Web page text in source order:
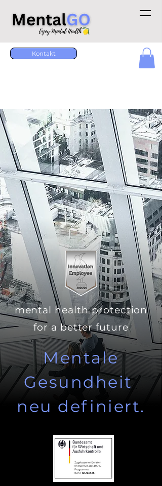
Kontakt
mental health protection
for a better future
Mentale
Gesundheit
neu definiert.